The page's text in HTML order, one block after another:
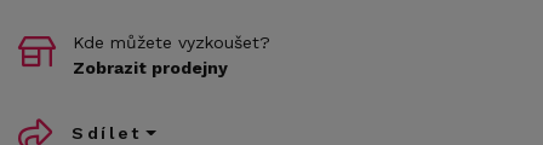
Kde můžete vyzkoušet?
Zobrazit prodejny
Sdílet